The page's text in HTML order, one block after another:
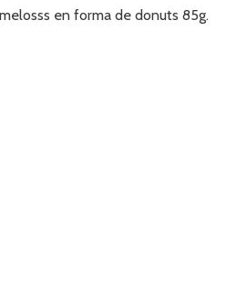
en forma de donuts 85g.